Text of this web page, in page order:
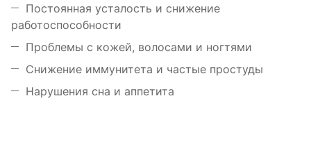
Постоянная усталость и снижение
работоспособности
Проблемы с кожей, волосами и ногтями
Снижение иммунитета и частые простуды
Нарушения сна и аппетита